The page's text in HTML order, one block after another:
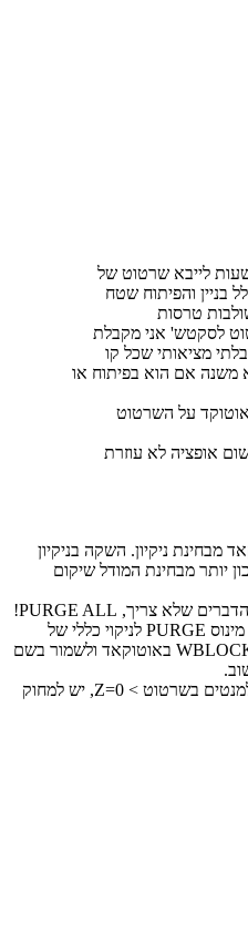
לייבא שרטוט של
בניין והפיתוח שטח
טרסות
לסקטש' אני מקבלת
מציאותי שכל קו
משנה אם הוא בפיתוח או
אופציה לא עוזרת
מבחינת ניקיון. השקה בניקיון
יותר מבחינת המודל שיקום
באוטוקאד: מחיקה טוטאלית של כל הדברים שלא צריך, PURGE ALL!
חשוב מאוד, אפשר לעשות גם "-pu" מינוס PURGE לניקוי כללי של
המודל. אם עדין עושה צרות, לייצא WBLOCK באוטוקאד ולשמור בשם
לאחר מכן שיטוח: בחירה של כל האלמנטים בשרטוט > Z=0, יש למחוק